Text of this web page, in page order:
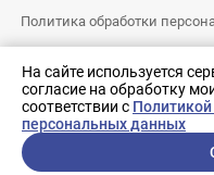
На сайте используется
согласие на обработку
соответствии с
персональных данных
Политика обработки
Разработка сайта:
nologostudio.ru